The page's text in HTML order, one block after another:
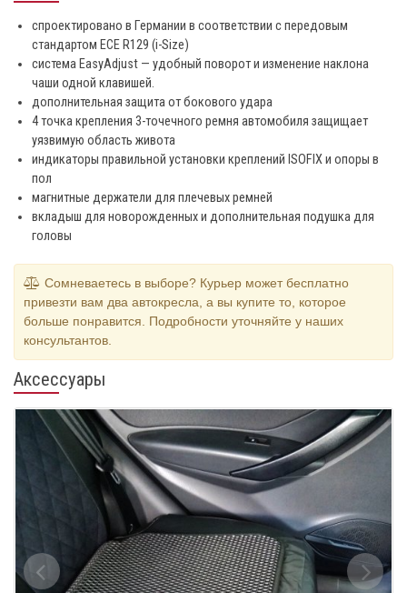
спроектировано в Германии в соответствии с передовым
стандартом ECE R129 (i-Size)
система EasyAdjust — удобный поворот и изменение наклона
чаши одной клавишей.
дополнительная защита от бокового удара
4 точка крепления 3-точечного ремня автомобиля защищает
уязвимую область живота
индикаторы правильной установки креплений ISOFIX и опоры в
пол
магнитные держатели для плечевых ремней
вкладыш для новорожденных и дополнительная подушка для
головы
Сомневаетесь в выборе? Курьер может бесплатно
привезти вам два автокресла, а вы купите то, которое
больше понравится. Подробности уточняйте у наших
консультантов.
Аксессуары